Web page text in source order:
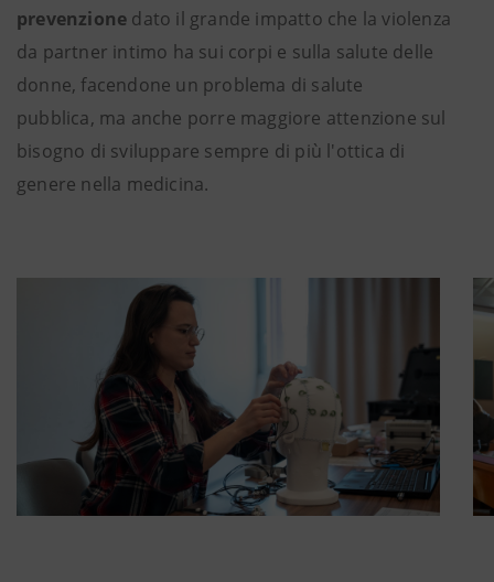
prevenzione dato il grande impatto che la violenza
da partner intimo ha sui corpi e sulla salute delle
donne, facendone un problema di salute
pubblica, ma anche porre maggiore attenzione sul
bisogno di sviluppare sempre di più l'ottica di
genere nella medicina.